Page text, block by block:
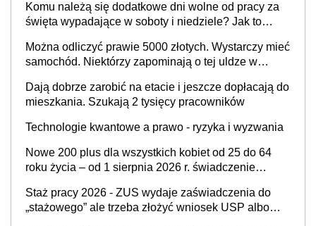
i administracja publiczna), najczęstsze pytania
Komu należą się dodatkowe dni wolne od pracy za
święta wypadające w soboty i niedziele? Jak to
Można odliczyć prawie 5000 złotych. Wystarczy mieć
samochód. Niektórzy zapominają o tej uldze w
Dają dobrze zarobić na etacie i jeszcze dopłacają do
mieszkania. Szukają 2 tysięcy pracowników
Technologie kwantowe a prawo - ryzyka i wyzwania
Nowe 200 plus dla wszystkich kobiet od 25 do 64
roku życia – od 1 sierpnia 2026 r. świadczenie
Staż pracy 2026 - ZUS wydaje zaświadczenia do
„stażowego” ale trzeba złożyć wniosek USP albo